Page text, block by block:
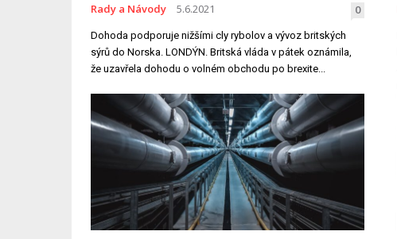
Rady a Návody 5.6.2021 0
Dohoda podporuje nižšími cly rybolov a vývoz britských
sýrů do Norska. LONDÝN. Britská vláda v pátek oznámila,
že uzavřela dohodu o volném obchodu po brexite...